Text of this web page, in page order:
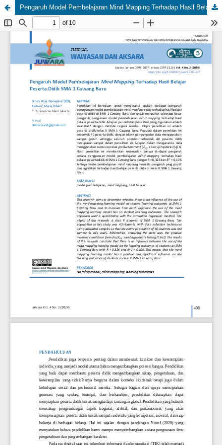
Pengaruh Model Pembelajaran Mind Mapping Terhadap Hasil Belajar Peserta Didik SMA 1 Cawang Baru